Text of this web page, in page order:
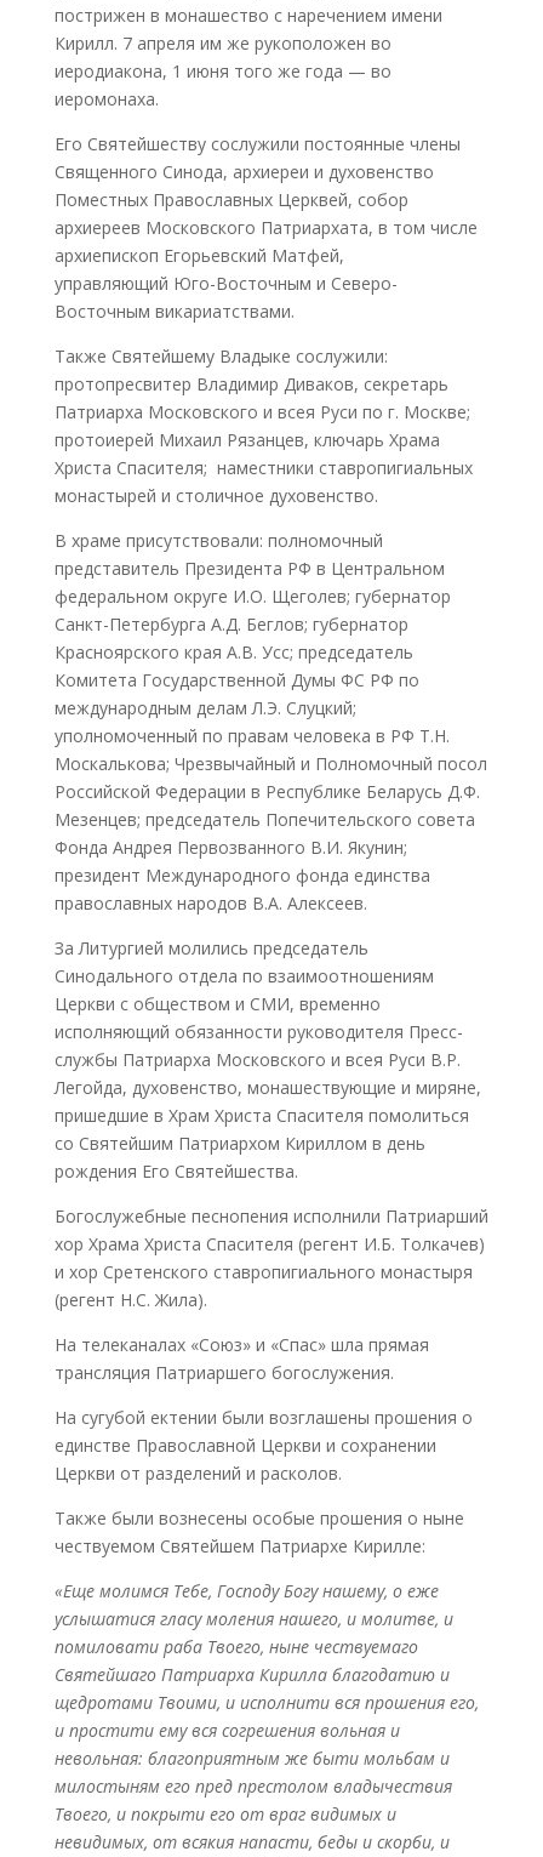
пострижен в монашество с наречением имени
Кирилл. 7 апреля им же рукоположен во
иеродиакона, 1 июня того же года — во
иеромонаха.
Его Святейшеству сослужили постоянные члены
Священного Синода, архиереи и духовенство
Поместных Православных Церквей, собор
архиереев Московского Патриархата, в том числе
архиепископ Егорьевский Матфей,
управляющий Юго-Восточным и Северо-
Восточным викариатствами.
Также Святейшему Владыке сослужили:
протопресвитер Владимир Диваков, секретарь
Патриарха Московского и всея Руси по г. Москве;
протоиерей Михаил Рязанцев, ключарь Храма
Христа Спасителя; наместники ставропигиальных
монастырей и столичное духовенство.
В храме присутствовали: полномочный
представитель Президента РФ в Центральном
федеральном округе И.О. Щеголев; губернатор
Санкт-Петербурга А.Д. Беглов; губернатор
Красноярского края А.В. Усс; председатель
Комитета Государственной Думы ФС РФ по
международным делам Л.Э. Слуцкий;
уполномоченный по правам человека в РФ Т.Н.
Москалькова; Чрезвычайный и Полномочный посол
Российской Федерации в Республике Беларусь Д.Ф.
Мезенцев; председатель Попечительского совета
Фонда Андрея Первозванного В.И. Якунин;
президент Международного фонда единства
православных народов В.А. Алексеев.
За Литургией молились председатель
Синодального отдела по взаимоотношениям
Церкви с обществом и СМИ, временно
исполняющий обязанности руководителя Пресс-
службы Патриарха Московского и всея Руси В.Р.
Легойда, духовенство, монашествующие и миряне,
пришедшие в Храм Христа Спасителя помолиться
со Святейшим Патриархом Кириллом в день
рождения Его Святейшества.
Богослужебные песнопения исполнили Патриарший
хор Храма Христа Спасителя (регент И.Б. Толкачев)
и хор Сретенского ставропигиального монастыря
(регент Н.С. Жила).
На телеканалах «Союз» и «Спас» шла прямая
трансляция Патриаршего богослужения.
На сугубой ектении были возглашены прошения о
единстве Православной Церкви и сохранении
Церкви от разделений и расколов.
Также были вознесены особые прошения о ныне
чествуемом Святейшем Патриархе Кирилле:
«Еще молимся Тебе, Господу Богу нашему, о еже
услышатися гласу моления нашего, и молитве, и
помиловати раба Твоего, ныне чествуемаго
Святейшаго Патриарха Кирилла благодатию и
щедротами Твоими, и исполнити вся прошения его,
и простити ему вся согрешения вольная и
невольная: благоприятным же быти мольбам и
милостыням его пред престолом владычествия
Твоего, и покрыти его от враг видимых и
невидимых, от всякия напасти, беды и скорби, и